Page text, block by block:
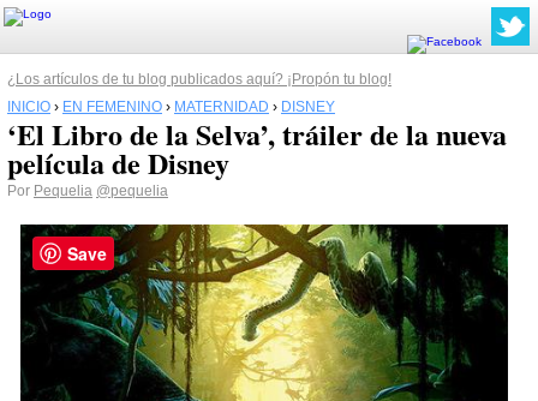
¿Los artículos de tu blog publicados aquí? ¡Propón tu blog!
INICIO › EN FEMENINO › MATERNIDAD › DISNEY
‘El Libro de la Selva’, tráiler de la nueva
película de Disney
Por Pequelia @pequelia
Save